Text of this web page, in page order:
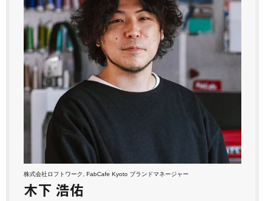
株式会社ロフトワーク, FabCafe Kyoto ブランドマネージャー
木下 浩佑